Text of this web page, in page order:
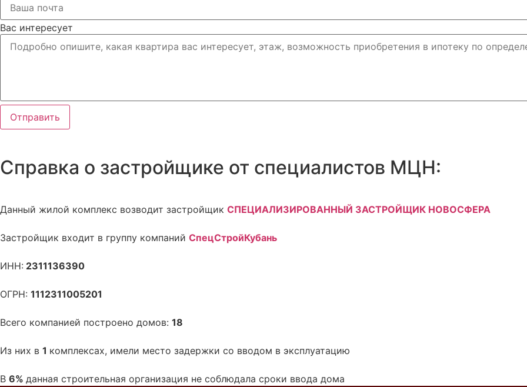
Вас интересует
Отправить
Справка о застройщике от специалистов МЦН:
Данный жилой комплекс возводит застройщик СПЕЦИАЛИЗИРОВАННЫЙ ЗАСТРОЙЩИК НОВОСФЕРА
Застройщик входит в группу компаний СпецСтройКубань
ИНН: 2311136390
ОГРН: 1112311005201
Всего компанией построено домов: 18
Из них в 1 комплексах, имели место задержки со вводом в эксплуатацию
В 6% данная строительная организация не соблюдала сроки ввода дома